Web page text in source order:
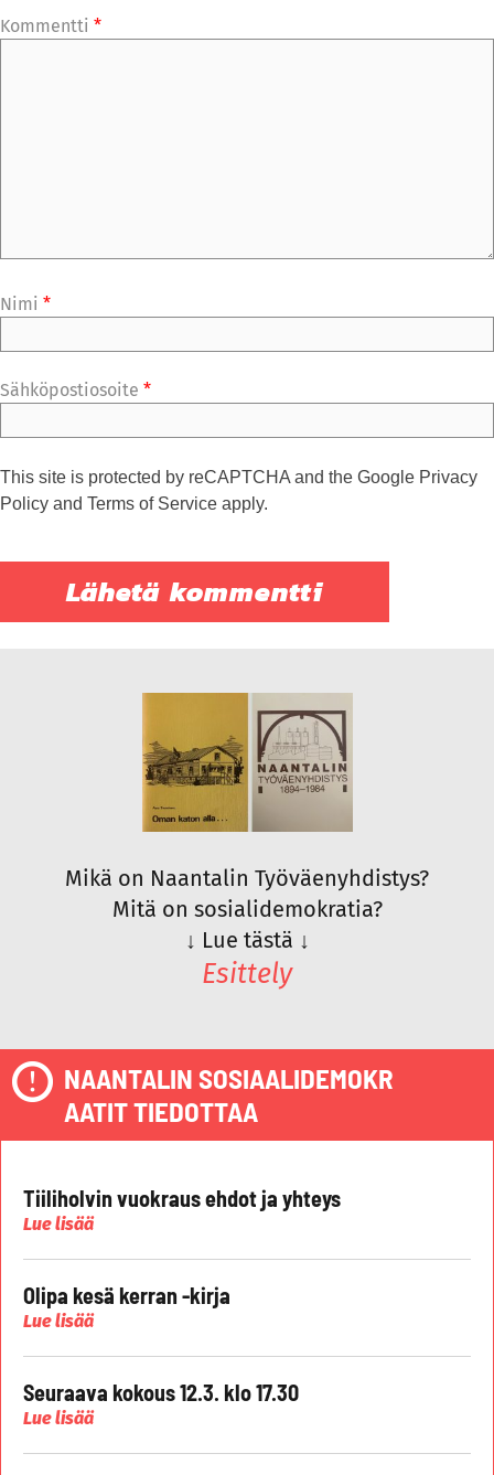
Kommentti *
Nimi *
Sähköpostiosoite *
This site is protected by reCAPTCHA and the Google Privacy
Policy and Terms of Service apply.
Mikä on Naantalin Työväenyhdistys?
Mitä on sosialidemokratia?
↓ Lue tästä ↓
Esittely
NAANTALIN SOSIAALIDEMOKR
AATIT TIEDOTTAA
Tiiliholvin vuokraus ehdot ja yhteys
Lue lisää
Olipa kesä kerran -kirja
Lue lisää
Seuraava kokous 12.3. klo 17.30
Lue lisää